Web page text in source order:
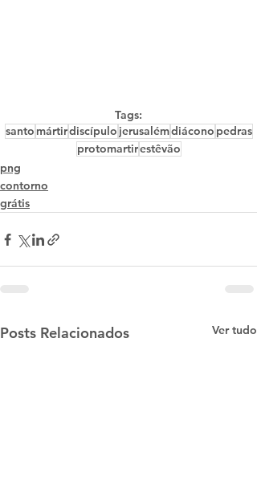
Tags:
santo mártirdiscípulo jerusalémdiácono pedras
protomartirestêvão
png
contorno
grátis
Posts Relacionados Ver tudo